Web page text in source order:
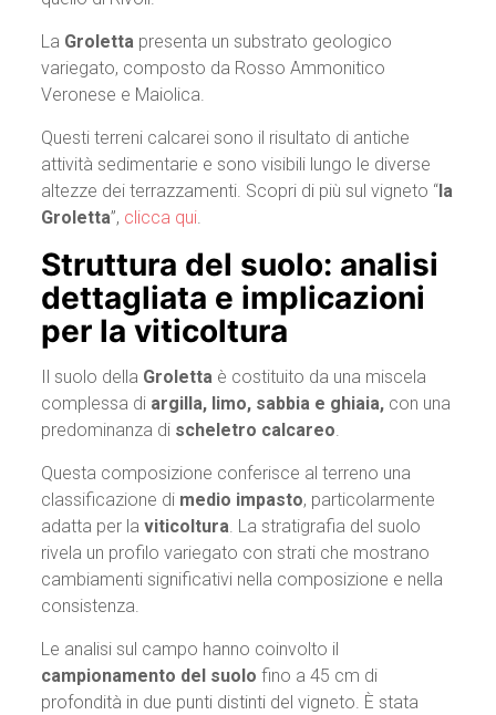
La Grolettapresenta un substrato geologico
variegato, composto da Rosso Ammonitico
Veronese e Maiolica.
Questi terreni calcarei sono il risultato di antiche
attività sedimentarie e sono visibili lungo le diverse
altezze dei terrazzamenti. Scopri di più sul vigneto “la
Groletta”, clicca qui.
Struttura del suolo: analisi
dettagliata e implicazioni
per la viticoltura
Il suolo della Grolettaè costituito da una miscela
complessa di argilla, limo, sabbia e ghiaia,con una
predominanza di scheletro calcareo.
Questa composizione conferisce al terreno una
classificazione di medio impasto, particolarmente
adatta per la viticoltura. La stratigrafia del suolo
rivela un profilo variegato con strati che mostrano
cambiamenti significativi nella composizione e nella
consistenza.
Le analisi sul campo hanno coinvolto il
campionamento del suolo fino a 45 cm di
profondità in due punti distinti del vigneto. È stata